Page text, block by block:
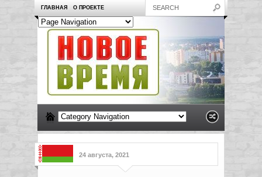
ГЛАВНАЯ О ПРОЕКТЕ
24 августа, 2021